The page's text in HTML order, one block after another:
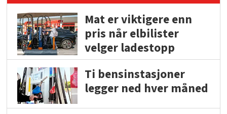
Mat er viktigere enn
pris når elbilister
velger ladestopp
Ti bensinstasjoner
legger ned hver måned